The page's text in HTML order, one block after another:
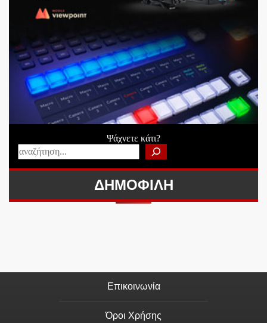
Ψάχνετε κάτι?
ΔΗΜΟΦΙΛΗ
Επικοινωνία
Όροι Χρήσης